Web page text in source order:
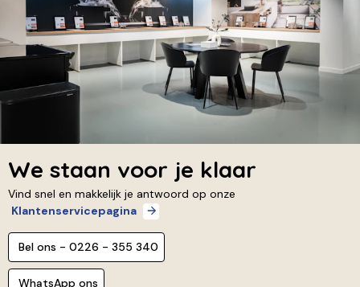
We staan voor je klaar
Vind snel en makkelijk je antwoord op onze
Klantenservicepagina
Bel ons - 0226 - 355 340
WhatsApp ons